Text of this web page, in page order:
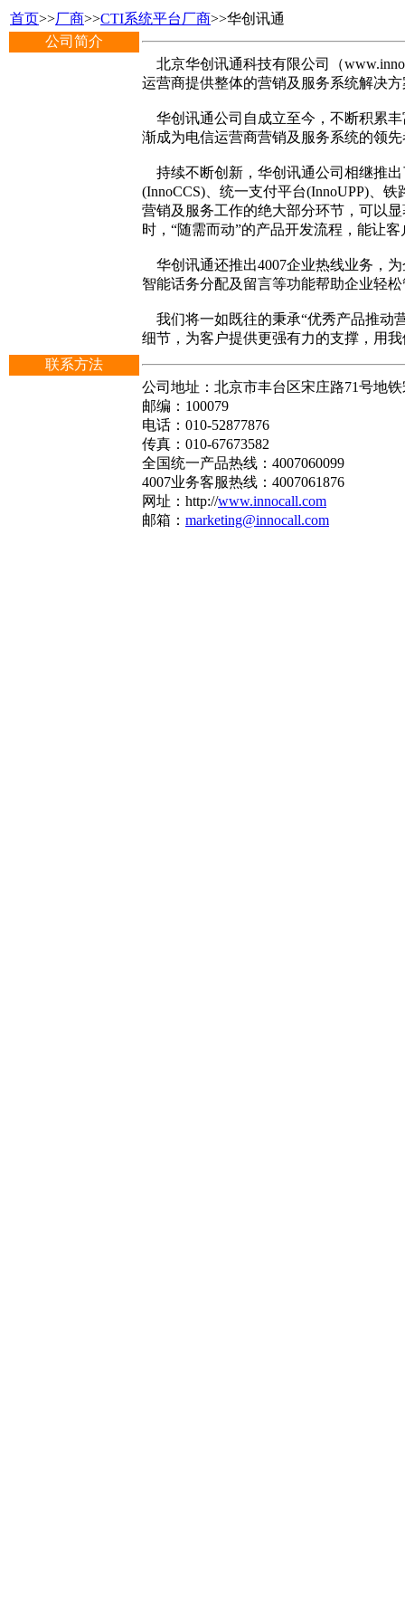
首页>>厂商>>CTI系统平台厂商>>华创讯通
公司简介
北京华创讯通科技有限公司（
运营商提供整体的营销及服务系统解决
华创讯通公司自成立至今，不断积累
渐成为电信运营商营销及服务系统的领
持续不断创新，华创讯通公司相继推出
(InnoCCS)、统一支付平台(InnoUPP)、
营销及服务工作的绝大部分环节，可以
时，“随需而动”的产品开发流程，能让
华创讯通还推出4007企业热线业务，
智能话务分配及留言等功能帮助企业轻
我们将一如既往的秉承“优秀产品推动
细节，为客户提供更强有力的支撑，用
联系方法
公司地址：北京市丰台区宋庄路71号地
邮编：100079
电话：010-52877876
传真：010-67673582
全国统一产品热线：4007060099
4007业务客服热线：4007061876
网址：http://www.innocall.com
邮箱： marketing@innocall.com